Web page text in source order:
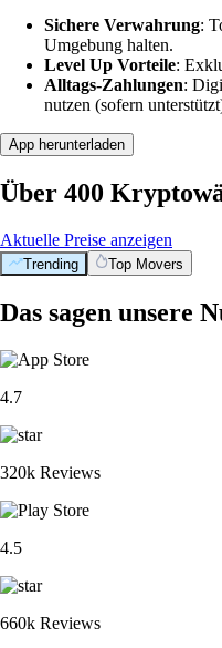
Sichere Verwahrung:
Umgebung halten.
Level Up Vorteile:
Alltags-Zahlungen:
nutzen (sofern
App herunterladen
Über 400
Aktuelle Preise anzeigen
Trending Top Movers
Das sagen unsere
4.7
320k Reviews
4.5
660k Reviews